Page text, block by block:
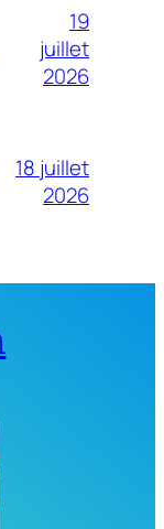
19
juillet
2026
18 juillet
2026